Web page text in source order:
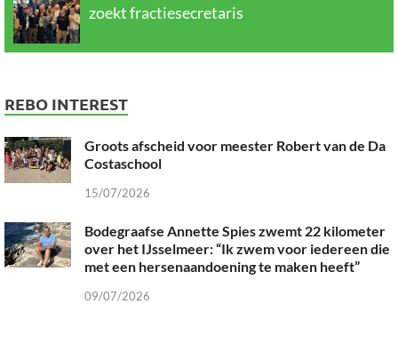
zoekt fractiesecretaris
REBO INTEREST
Groots afscheid voor meester Robert van de Da
Costaschool
15/07/2026
Bodegraafse Annette Spies zwemt 22 kilometer
over het IJsselmeer: “Ik zwem voor iedereen die
met een hersenaandoening te maken heeft”
09/07/2026